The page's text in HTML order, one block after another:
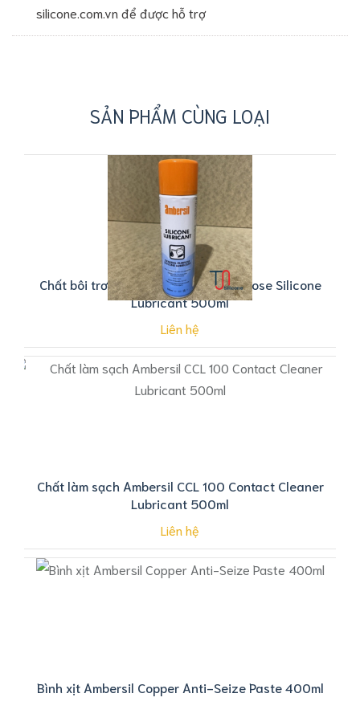
silicone.com.vn để được hỗ trợ
SẢN PHẨM CÙNG LOẠI
Chất bôi trơn Ambersil General-Purpose Silicone
Lubricant 500ml
Liên hệ
Chất làm sạch Ambersil CCL 100 Contact Cleaner
Lubricant 500ml
Liên hệ
Bình xịt Ambersil Copper Anti-Seize Paste 400ml